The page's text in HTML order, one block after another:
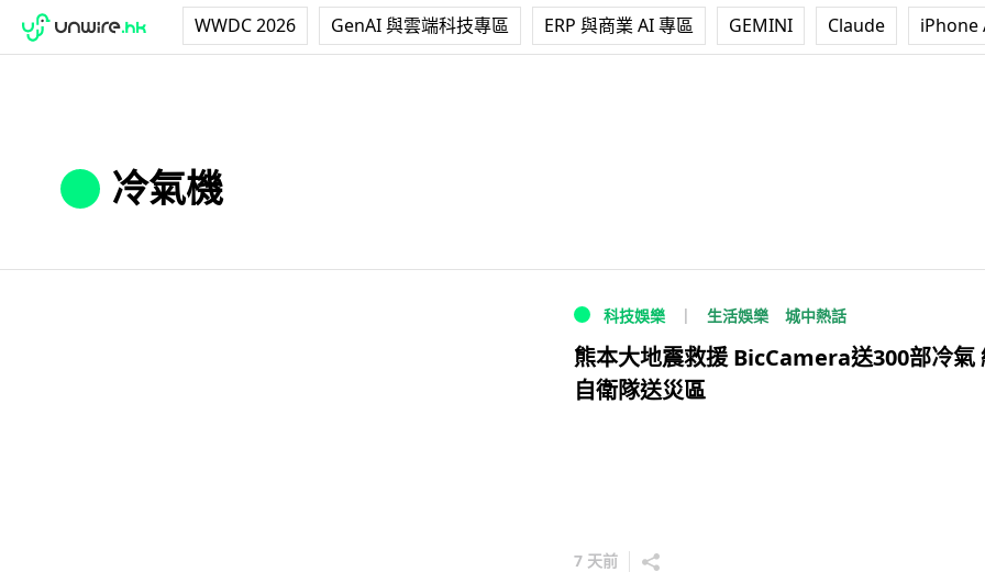
WWDC 2026 GenAI 與雲端科技專區 ERP 與商業 AI 專區 GEMINI Claude iPhone
冷氣機
科技娛樂 生活娛樂 城中熱話
熊本大地震救援 BicCamera送300部冷氣
自衛隊送災區
7 天前